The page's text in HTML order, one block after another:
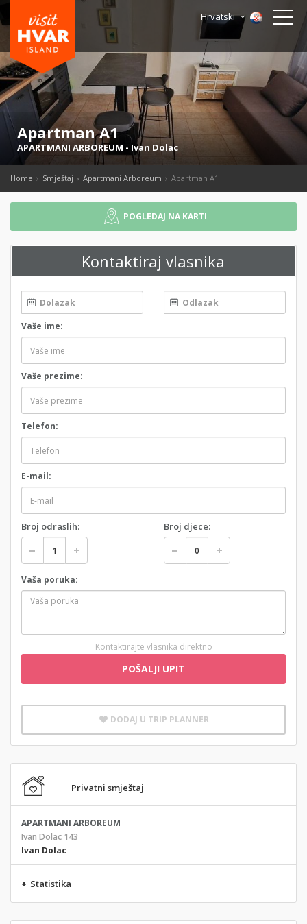
Hrvatski
Apartman A1
APARTMANI ARBOREUM - Ivan Dolac
Home Smještaj Apartmani Arboreum Apartman A1
POGLEDAJ NA KARTI
Kontaktiraj vlasnika
Vaše ime:
Vaše prezime:
Telefon:
E-mail:
Broj odraslih: Broj djece:
Vaša poruka:
Kontaktirajte vlasnika direktno
POŠALJI UPIT
DODAJ U TRIP PLANNER
Privatni smještaj
APARTMANI ARBOREUM
Ivan Dolac 143
Ivan Dolac
+ Statistika